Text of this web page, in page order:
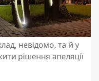
невідомо, та й у
рішення апеляції